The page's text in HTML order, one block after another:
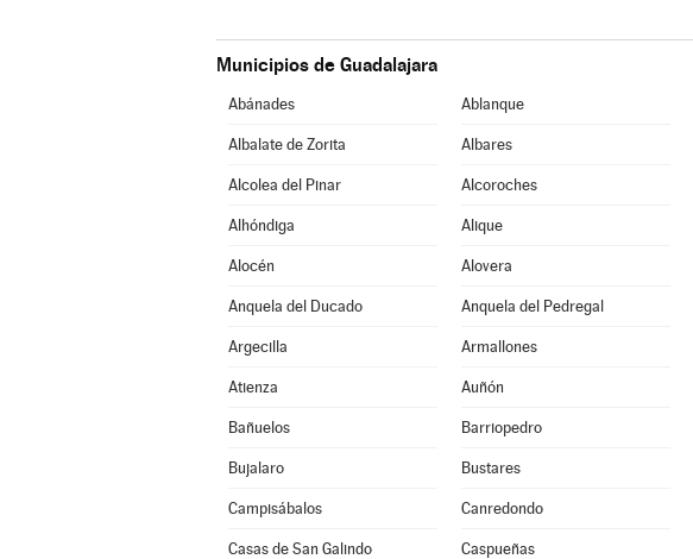
Municipios de Guadalajara
Abánades Ablanque
Albalate de Zorita Albares
Alcolea del Pinar Alcoroches
Alhóndiga Alique
Alocén Alovera
Anquela del Ducado Anquela del Pedregal
Argecilla Armallones
Atienza Auñón
Bañuelos Barriopedro
Bujalaro Bustares
Campisábalos Canredondo
Casas de San Galindo Caspueñas